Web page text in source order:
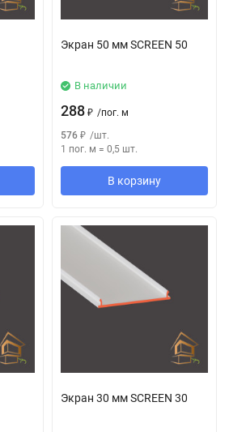
Экран 50 мм SCREEN 50
В наличии
288 ₽ /пог. м
576 ₽ /шт.
1 пог. м = 0,5 шт.
В корзину
Экран 30 мм SCREEN 30